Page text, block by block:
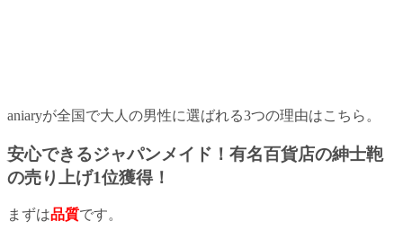
aniaryが全国で大人の男性に選ばれる3つの理由はこちら。
安心できるジャパンメイド！有名百貨店の紳士鞄
の売り上げ1位獲得！
まずは品質です。